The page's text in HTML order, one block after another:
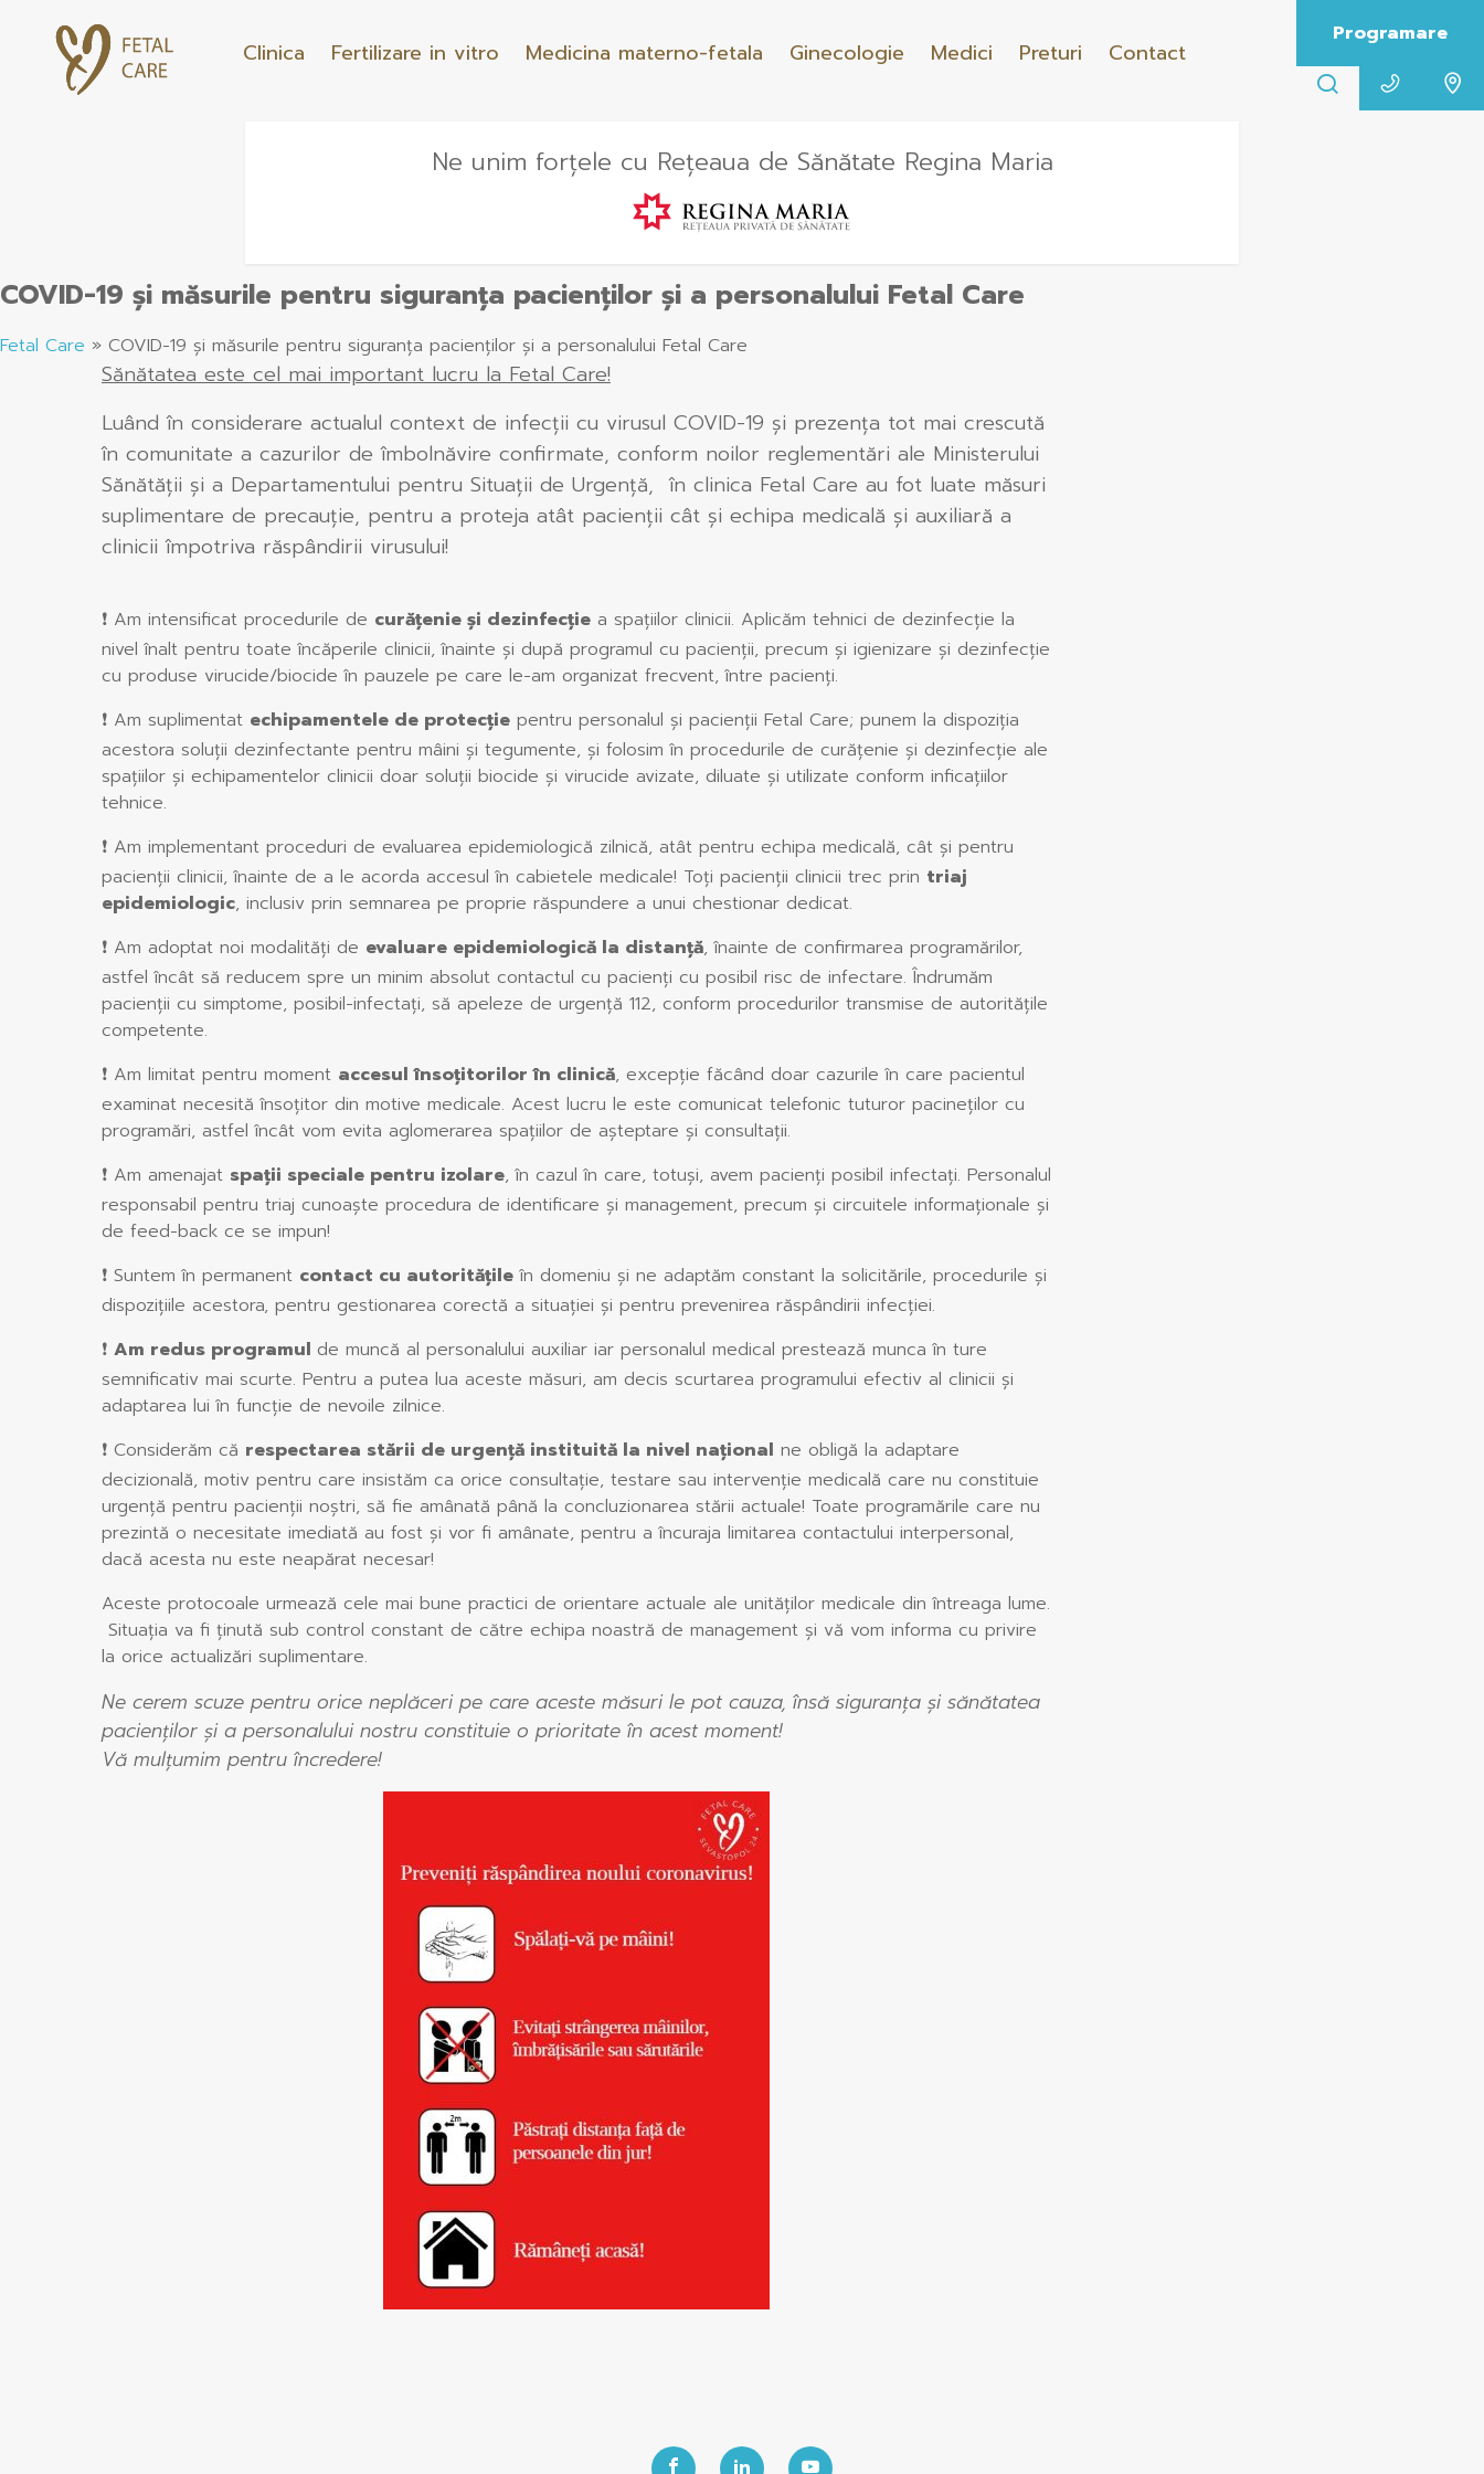
Clinica Fertilizare in vitro Medicina materno-fetala Ginecologie Medici Preturi Contact
Programare
Ne unim forțele cu Rețeaua de Sănătate Regina Maria
COVID-19 și măsurile pentru siguranța pacienților și a personalului Fetal Care
Fetal Care » COVID-19 și măsurile pentru siguranța pacienților și a personalului Fetal Care
Sănătatea este cel mai important lucru la Fetal Care!
Luând în considerare actualul context de infecții cu virusul COVID-19 și prezența tot mai crescută
în comunitate a cazurilor de îmbolnăvire confirmate, conform noilor reglementări ale Ministerului
Sănătății și a Departamentului pentru Situații de Urgență, în clinica Fetal Care au fot luate măsuri
suplimentare de precauție, pentru a proteja atât pacienții cât și echipa medicală și auxiliară a
clinicii împotriva răspândirii virusului!
❗ Am intensificat procedurile de curățenie și dezinfecție a spațiilor clinicii. Aplicăm tehnici de dezinfecție la
nivel înalt pentru toate încăperile clinicii, înainte și după programul cu pacienții, precum şi igienizare și dezinfecție
cu produse virucide/biocide în pauzele pe care le-am organizat frecvent, între pacienți.
❗ Am suplimentat echipamentele de protecție pentru personalul și pacienții Fetal Care; punem la dispoziția
acestora soluții dezinfectante pentru mâini și tegumente, și folosim în procedurile de curățenie și dezinfecție ale
spațiilor și echipamentelor clinicii doar soluții biocide și virucide avizate, diluate și utilizate conform inficațiilor
tehnice.
❗ Am implementant proceduri de evaluarea epidemiologică zilnică, atât pentru echipa medicală, cât și pentru
pacienții clinicii, înainte de a le acorda accesul în cabietele medicale! Toți pacienții clinicii trec prin triaj
epidemiologic, inclusiv prin semnarea pe proprie răspundere a unui chestionar dedicat.
❗ Am adoptat noi modalități de evaluare epidemiologică la distanță, înainte de confirmarea programărilor,
astfel încât să reducem spre un minim absolut contactul cu pacienți cu posibil risc de infectare. Îndrumăm
pacienții cu simptome, posibil-infectați, să apeleze de urgență 112, conform procedurilor transmise de autoritățile
competente.
❗ Am limitat pentru moment accesul însoțitorilor în clinică, excepție făcând doar cazurile în care pacientul
examinat necesită însoțitor din motive medicale. Acest lucru le este comunicat telefonic tuturor pacineților cu
programări, astfel încât vom evita aglomerarea spațiilor de așteptare și consultații.
❗ Am amenajat spații speciale pentru izolare, în cazul în care, totuși, avem pacienți posibil infectați. Personalul
responsabil pentru triaj cunoaște procedura de identificare și management, precum și circuitele informaționale și
de feed-back ce se impun!
❗ Suntem în permanent contact cu autoritățile în domeniu și ne adaptăm constant la solicitările, procedurile și
dispozițiile acestora, pentru gestionarea corectă a situației și pentru prevenirea răspândirii infecției.
❗ Am redus programul de muncă al personalului auxiliar iar personalul medical prestează munca în ture
semnificativ mai scurte. Pentru a putea lua aceste măsuri, am decis scurtarea programului efectiv al clinicii și
adaptarea lui în funcție de nevoile zilnice.
❗ Considerăm că respectarea stării de urgență instituită la nivel național ne obligă la adaptare
decizională, motiv pentru care insistăm ca orice consultație, testare sau intervenție medicală care nu constituie
urgență pentru pacienții noștri, să fie amânată până la concluzionarea stării actuale! Toate programările care nu
prezintă o necesitate imediată au fost și vor fi amânate, pentru a încuraja limitarea contactului interpersonal,
dacă acesta nu este neapărat necesar!
Aceste protocoale urmează cele mai bune practici de orientare actuale ale unităţilor medicale din întreaga lume.
Situația va fi ținută sub control constant de către echipa noastră de management și vă vom informa cu privire
la orice actualizări suplimentare.
Ne cerem scuze pentru orice neplăceri pe care aceste măsuri le pot cauza, însă siguranța și sănătatea
pacienților și a personalului nostru constituie o prioritate în acest moment!
Vă mulțumim pentru încredere!